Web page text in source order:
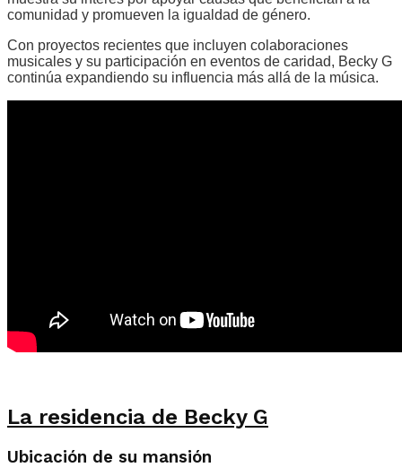
comunidad y promueven la igualdad de género.
Con proyectos recientes que incluyen colaboraciones
musicales y su participación en eventos de caridad, Becky G
continúa expandiendo su influencia más allá de la música.
La residencia de Becky G
Ubicación de su mansión